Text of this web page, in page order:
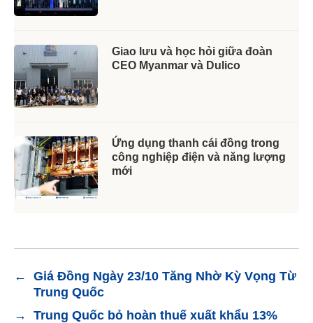
Giao lưu và học hỏi giữa đoàn
CEO Myanmar và Dulico
Ứng dụng thanh cái đồng trong
công nghiệp điện và năng lượng
mới
←
Giá Đồng Ngày 23/10 Tăng Nhờ Kỳ Vọng Từ
Trung Quốc
→
Trung Quốc bỏ hoàn thuế xuất khẩu 13%